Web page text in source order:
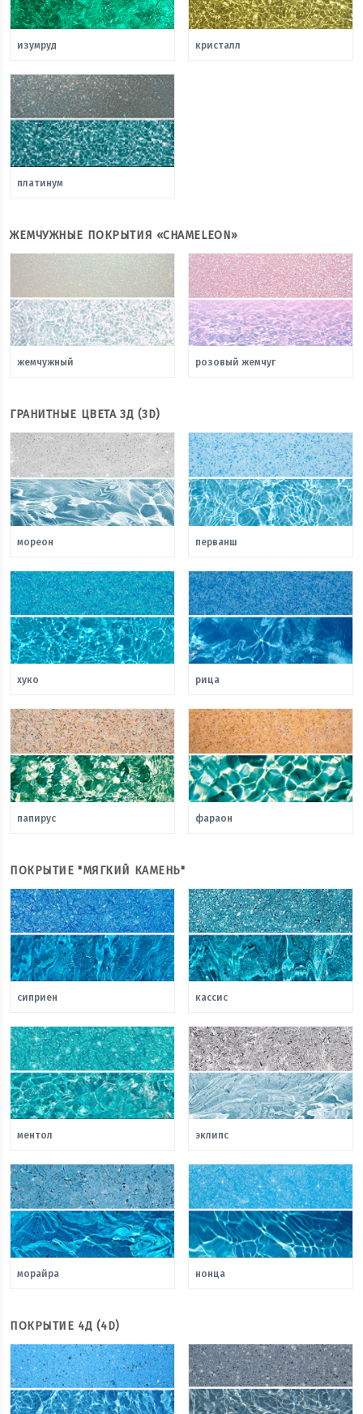
изумруд кристалл
платинум
ЖЕМЧУЖНЫЕ ПОКРЫТИЯ «CHAMELEON»
жемчужный розовый жемчуг
ГРАНИТНЫЕ ЦВЕТА 3Д (3D)
мореон перванш
хуко рица
папирус фараон
ПОКРЫТИЕ "МЯГКИЙ КАМЕНЬ"
сиприен кассис
ментол эклипс
морайра нонца
ПОКРЫТИЕ 4Д (4D)